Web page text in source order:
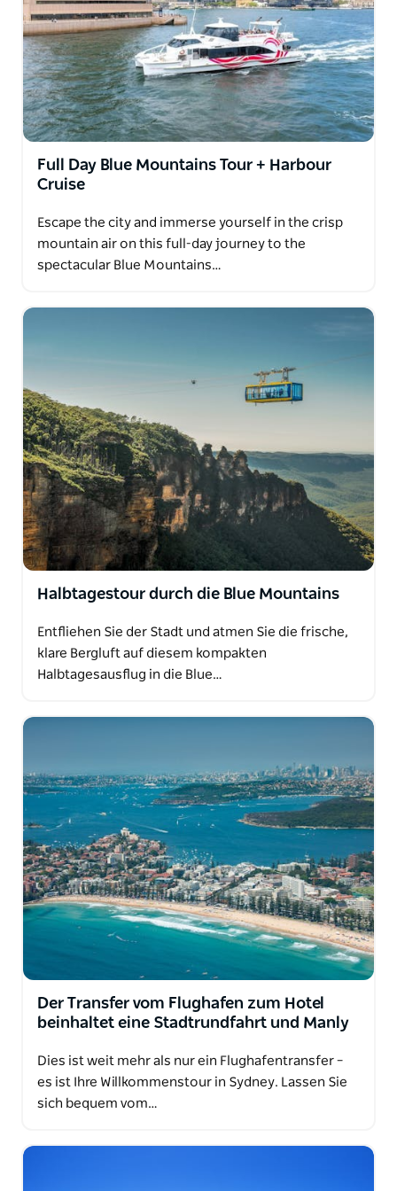
Luxusbussen und siebensitzigen Mercedes-Vans
und genießen außergewöhnlichen Komfort sowie
kostenloses Mineralwasser und Snacks.
Mit dem Fokus auf Qualität, Service und
unvergesslichen Abenteuern lädt Brighton Tours
Reisende ein, das gesamte Angebot an Erlebnissen
zu entdecken. Besuchen Sie die offizielle Website für
detaillierte Tourinformationen.
Full Day Blue Mountains Tour + Harbour
Cruise
Escape the city and immerse yourself in the crisp
mountain air on this full-day journey to the
spectacular Blue Mountains…
Halbtagestour durch die Blue Mountains
Entfliehen Sie der Stadt und atmen Sie die frische,
klare Bergluft auf diesem kompakten
Halbtagesausflug in die Blue…
Der Transfer vom Flughafen zum Hotel
beinhaltet eine Stadtrundfahrt und Manly
Dies ist weit mehr als nur ein Flughafentransfer –
es ist Ihre Willkommenstour in Sydney. Lassen Sie
sich bequem vom…